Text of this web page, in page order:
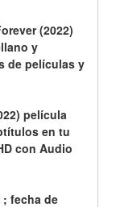
(2022)
y
de películas y
película
en tu
con Audio
; fecha de